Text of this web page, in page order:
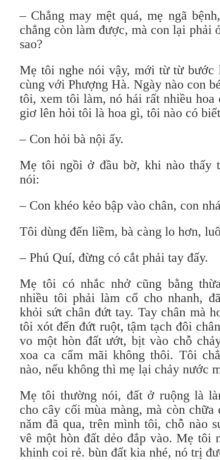
– Chẳng may mệt quá, mẹ ngã
chẳng còn làm được, mà con lại phải
sao?
Mẹ tôi nghe nói vậy, mới từ từ bước
cùng với Phượng Hà. Ngày nào con
tôi, xem tôi làm, nó hái rất nhiều hoa
giơ lên hỏi tôi là hoa gì, tôi nào có
– Con hỏi bà nội ấy.
Mẹ tôi ngồi ở đầu bờ, khi nào thấy
nói:
– Con khéo kẻo bập vào chân, con
Tôi dùng đến liềm, bà càng lo hơn,
– Phú Quí, đừng có cắt phải tay đấy.
Mẹ tôi có nhắc nhở cũng bằng
nhiều tôi phải làm cố cho nhanh,
khỏi sứt chân đứt tay. Tay chân mà
tôi xót đến đứt ruột, tậm tạch đôi
vo một hòn đất ướt, bịt vào chỗ
xoa ca cẩm mãi không thôi. Tôi
nào, nếu không thì mẹ lại chảy nước
Mẹ tôi thường nói, đất ở ruộng là
cho cây cối mùa màng, mà còn chữa
năm đã qua, trên mình tôi, chỗ nào
vê một hòn đất dẻo đắp vào. Mẹ tôi
khinh coi rẻ. bùn đất kia nhé, nó trị